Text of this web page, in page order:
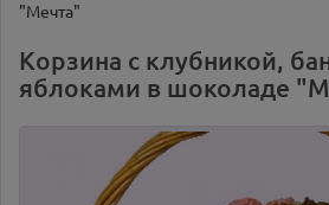
"Мечта"
Корзина с клубникой,
яблоками в шоколаде